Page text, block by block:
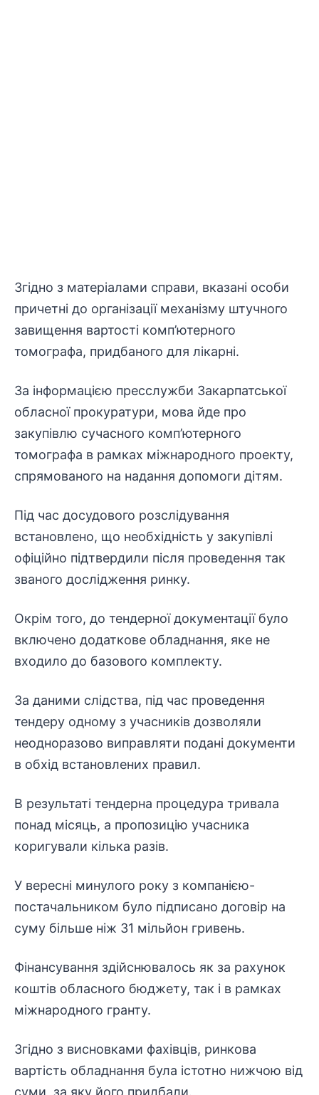
Згідно з матеріалами справи, вказані особи
причетні до організації механізму штучного
завищення вартості комп’ютерного
томографа, придбаного для лікарні.
За інформацією пресслужби Закарпатської
обласної прокуратури, мова йде про
закупівлю сучасного комп’ютерного
томографа в рамках міжнародного проекту,
спрямованого на надання допомоги дітям.
Під час досудового розслідування
встановлено, що необхідність у закупівлі
офіційно підтвердили після проведення так
званого дослідження ринку.
Окрім того, до тендерної документації було
включено додаткове обладнання, яке не
входило до базового комплекту.
За даними слідства, під час проведення
тендеру одному з учасників дозволяли
неодноразово виправляти подані документи
в обхід встановлених правил.
В результаті тендерна процедура тривала
понад місяць, а пропозицію учасника
коригували кілька разів.
У вересні минулого року з компанією-
постачальником було підписано договір на
суму більше ніж 31 мільйон гривень.
Фінансування здійснювалось як за рахунок
коштів обласного бюджету, так і в рамках
міжнародного гранту.
Згідно з висновками фахівців, ринкова
вартість обладнання була істотно нижчою від
суми, за яку його придбали.